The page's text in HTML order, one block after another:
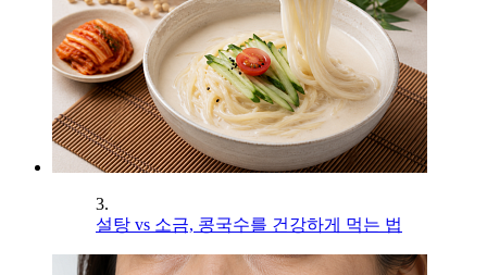
3.
설탕 vs 소금, 콩국수를 건강하게 먹는 법